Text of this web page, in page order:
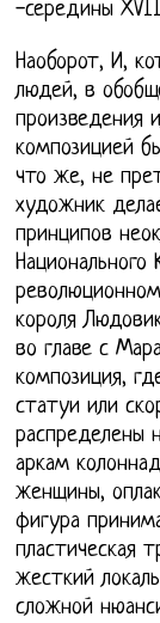
-середины
Наоборот, И,
людей, в
произведения
композицией
что же, не
художник
принципов
короля
во главе с
композиция,
статуи или
распределены
аркам
женщины,
фигура
пластическая
жесткий
сложной